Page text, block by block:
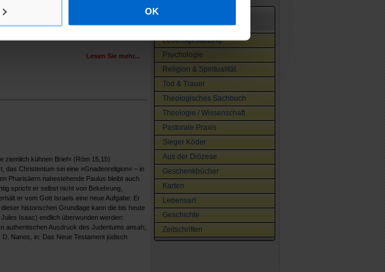
OK
und dass er uns zugleich verschlossen ist.
bei Gott, der seine Sonne aufgehen lässt
Lesen Sie mehr...
ziemlich kühnen Brief« (Röm 15,15)
das Christentum sei eine »Gnadenreligion« – in
Pharisäern nahestehende Paulus bleibt auch
spricht er selbst nicht von Bekehrung,
er vom Gott Israels eine neue Aufgabe: Er
historischen Grundlage kann die bis heute
Isaac) endlich überwunden werden:
authentischen Ausdruck des Judentums ansah;
Nanos, in: Das Neue Testament jüdisch
Lebensgestaltung
Psychologie
Religion & Spiritualität
Tod & Trauer
Theologisches Sachbuch
Theologie / Wissenschaft
Pastorale Praxis
Sieger Köder
Aus der Diözese
Geschenkbücher
Karten
Lebensart
Geschichte
Zeitschriften